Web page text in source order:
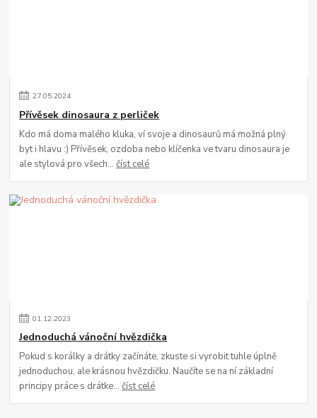
27.05.2024
Přívěsek dinosaura z perliček
Kdo má doma malého kluka, ví svoje a dinosaurů má možná plný
byt i hlavu :) Přívěsek, ozdoba nebo klíčenka ve tvaru dinosaura je
ale stylová pro všech...číst celé
01.12.2023
Jednoduchá vánoční hvězdička
Pokud s korálky a drátky začínáte, zkuste si vyrobit tuhle úplně
jednoduchou, ale krásnou hvězdičku. Naučíte se na ní základní
principy práce s drátke...číst celé